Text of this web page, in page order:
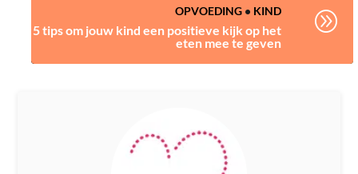
OPVOEDING• KIND
5 tips om jouw kind een positieve kijk op het
eten mee te geven
A